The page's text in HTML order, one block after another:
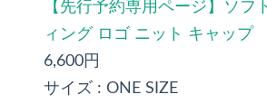
【先行予約専用ページ】ソフ
ィング ロゴ ニット キャップ
6,600円
サイズ : ONE SIZE